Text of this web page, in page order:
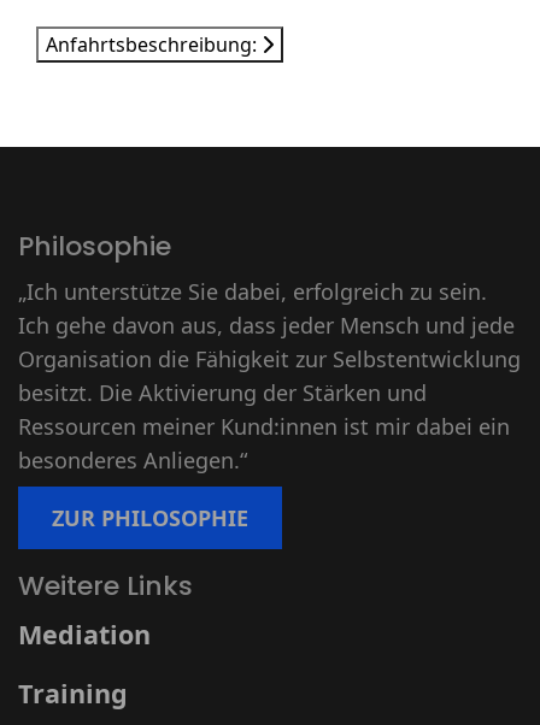
Anfahrtsbeschreibung:
Philosophie
„Ich unterstütze Sie dabei, erfolgreich zu sein.
Ich gehe davon aus, dass jeder Mensch und jede
Organisation die Fähigkeit zur Selbstentwicklung
besitzt. Die Aktivierung der Stärken und
Ressourcen meiner Kund:innen ist mir dabei ein
besonderes Anliegen.“
ZUR PHILOSOPHIE
Weitere Links
Mediation
Training